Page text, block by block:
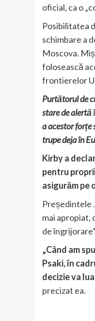
oficial, ca o
Posibilitatea
schimbare a
Moscova.
folosească
frontierelor
Purtătorul de
stare de alertă
a acestor forțe
trupe deja în
Kirby a
pentru
asigurăm pe
Președintele
mai apropiat,
de
„Când am
Psaki, în
decizie va
precizat ea.